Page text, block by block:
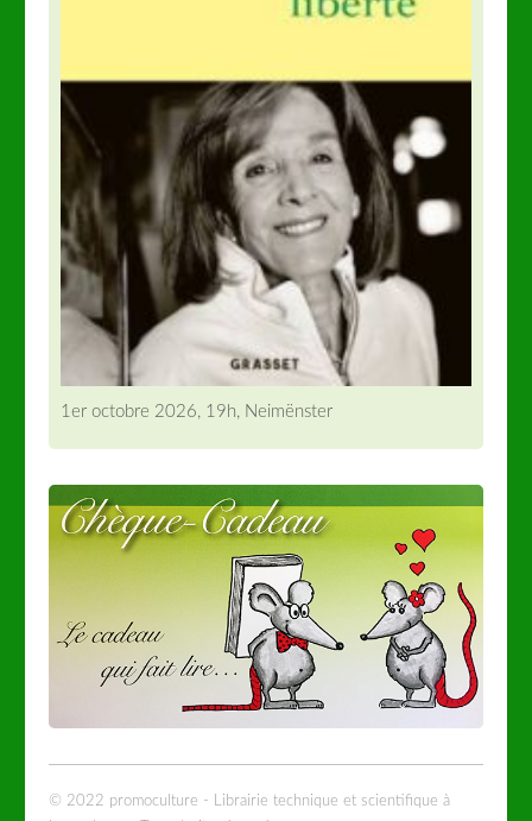
1er octobre 2026, 19h, Neimënster
© 2022 promoculture - Librairie technique et scientifique à